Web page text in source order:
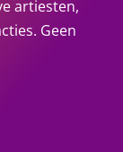
artiesten,
Geen